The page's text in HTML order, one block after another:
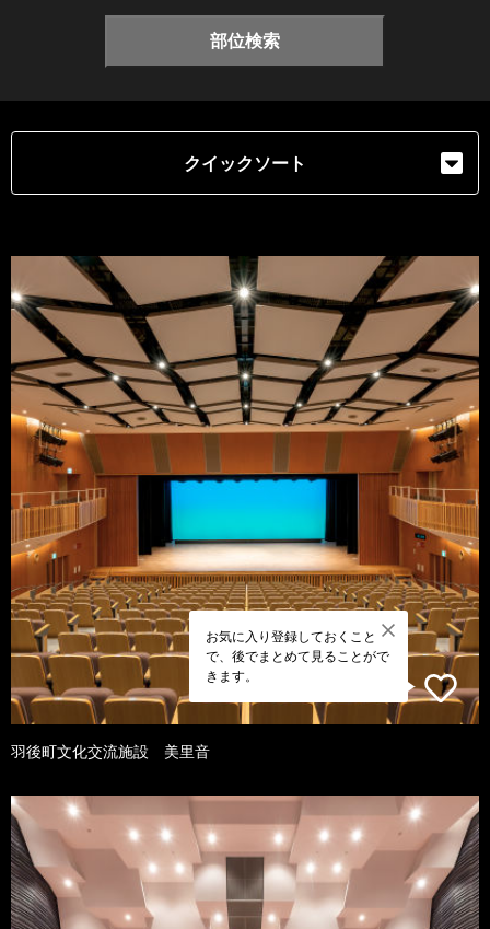
部位検索
クイックソート
お気に入り登録しておくこと
で、後でまとめて見ることがで
きます。
羽後町文化交流施設 美里音